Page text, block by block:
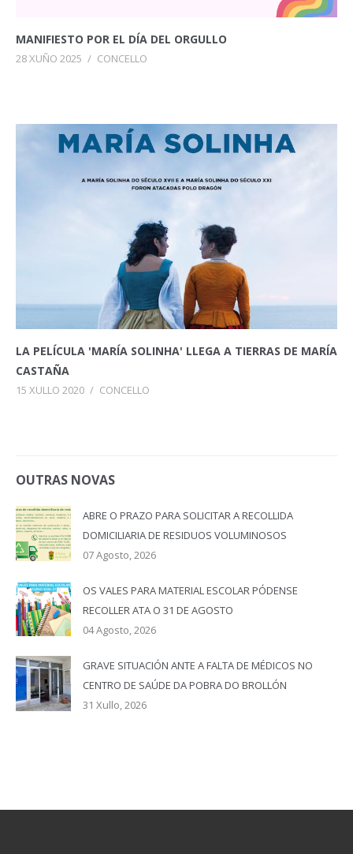
MANIFIESTO POR EL DÍA DEL ORGULLO
28 XUÑO 2025 / CONCELLO
LA PELÍCULA 'MARÍA SOLINHA' LLEGA A TIERRAS DE MARÍA
CASTAÑA
15 XULLO 2020 / CONCELLO
OUTRAS NOVAS
ABRE O PRAZO PARA SOLICITAR A RECOLLIDA
DOMICILIARIA DE RESIDUOS VOLUMINOSOS
07 Agosto, 2026
OS VALES PARA MATERIAL ESCOLAR PÓDENSE
RECOLLER ATA O 31 DE AGOSTO
04 Agosto, 2026
GRAVE SITUACIÓN ANTE A FALTA DE MÉDICOS NO
CENTRO DE SAÚDE DA POBRA DO BROLLÓN
31 Xullo, 2026